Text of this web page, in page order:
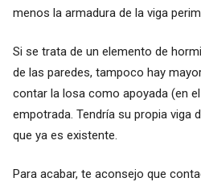
menos la armadura de la viga
Si se trata de un elemento de
de las paredes, tampoco hay
contar la losa como apoyada (en
empotrada. Tendría su propia viga
que ya es existente.
Para acabar, te aconsejo que